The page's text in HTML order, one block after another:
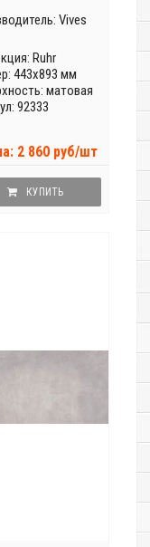
Vives
Ruhr
443x893 мм
матовая
92333
2 860 руб/шт
КУПИТЬ